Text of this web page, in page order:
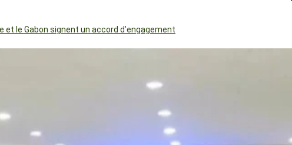
le Gabon signent un accord d’engagement